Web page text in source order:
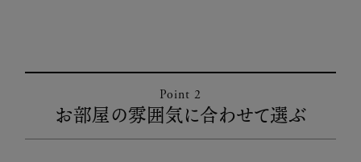
Point 2
お部屋の雰囲気に合わせて選ぶ